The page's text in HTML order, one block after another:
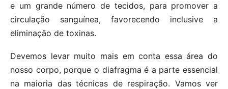
e um grande número de tecidos, para promover a
circulação sanguínea, favorecendo inclusive a
eliminação de toxinas.
Devemos levar muito mais em conta essa área do
nosso corpo, porque o diafragma é a parte essencial
na maioria das técnicas de respiração. Vamos ver